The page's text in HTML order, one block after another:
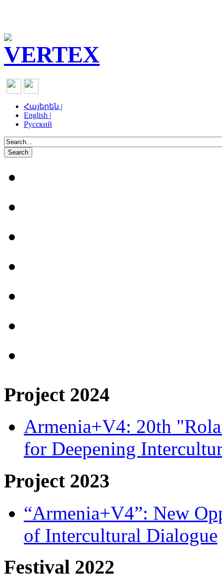
Հայերեն |
English |
Русский
Project 2024
Armenia+V4: 20th
for Deepening
Project 2023
“Armenia+V4”: New
of Intercultural Dialogue
Festival 2022